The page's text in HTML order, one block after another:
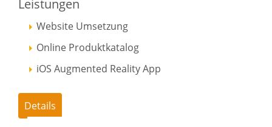
Leistungen
Website Umsetzung
Online Produktkatalog
iOS Augmented Reality App
Details